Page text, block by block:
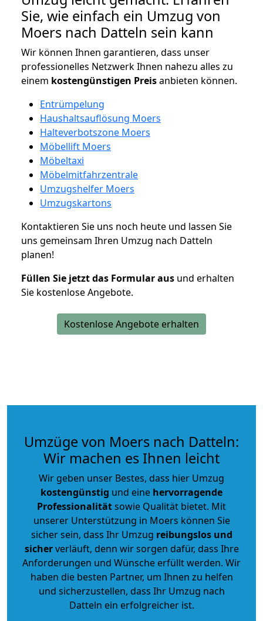
Sie, wie einfach ein Umzug von
Moers nach Datteln sein kann
Wir können Ihnen garantieren, dass unser
professionelles Netzwerk Ihnen nahezu alles zu
einem kostengünstigen Preisanbieten können.
Entrümpelung
Haushaltsauflösung Moers
Halteverbotszone Moers
Möbellift Moers
Möbeltaxi
Möbelmitfahrzentrale
Umzugshelfer Moers
Umzugskartons
Kontaktieren Sie uns noch heute und lassen Sie
uns gemeinsam Ihren Umzug nach Datteln
planen!
Füllen Sie jetzt das Formular aus und erhalten
Sie kostenlose Angebote.
Kostenlose Angebote erhalten
Umzüge von Moers nach Datteln:
Wir machen es Ihnen leicht
Wir geben unser Bestes, dass hier Umzug
kostengünstig und eine hervorragende
Professionalitätsowie Qualität bietet. Mit
unserer Unterstützung in Moers können Sie
sicher sein, dass Ihr Umzug reibungslos und
sicherverläuft, denn wir sorgen dafür, dass Ihre
Anforderungen und Wünsche erfüllt werden. Wir
haben die besten Partner, um Ihnen zu helfen
und sicherzustellen, dass Ihr Umzug nach
Datteln ein erfolgreicher ist.